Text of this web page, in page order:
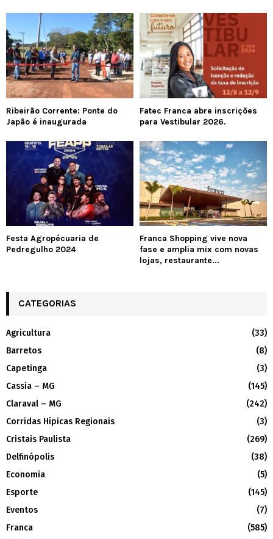
Ribeirão Corrente: Ponte do
Japão é inaugurada
Fatec Franca abre inscrições
para Vestibular 2026.
Festa Agropécuaria de
Pedregulho 2024
Franca Shopping vive nova
fase e amplia mix com novas
lojas, restaurante...
CATEGORIAS
Agricultura
(33)
Barretos
(8)
Capetinga
(3)
Cassia – MG
(145)
Claraval – MG
(242)
Corridas Hípicas Regionais
(3)
Cristais Paulista
(269)
Delfinópolis
(38)
Economia
(5)
Esporte
(145)
Eventos
(7)
Franca
(585)